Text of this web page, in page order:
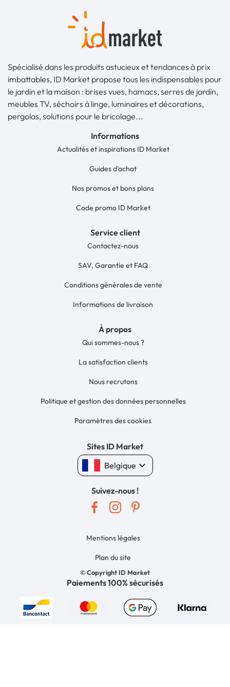
Spécialisé dans les produits astucieux et tendances à prix
imbattables, ID Market propose tous les indispensables pour
le jardin et la maison : brises vues, hamacs, serres de jardin,
meubles TV, séchoirs à linge, luminaires et décorations,
pergolas, solutions pour le bricolage...
Informations
Actualités et inspirations ID Market
Guides d'achat
Nos promos et bons plans
Code promo ID Market
Service client
Contactez-nous
SAV, Garantie et FAQ
Conditions générales de vente
Informations de livraison
À propos
Qui sommes-nous ?
La satisfaction clients
Nous recrutons
Politique et gestion des données personnelles
Paramètres des cookies
Sites ID Market
Belgique keyboard_arrow_down
Suivez-nous !
© Copyright ID Market
Mentions légales
Plan du site
Paiements 100% sécurisés